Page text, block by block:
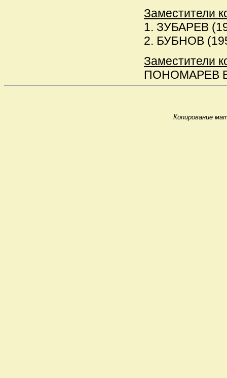
Заместители
1. ЗУБАРЕВ
2. БУБНОВ
Заместители
ПОНОМАРЕВ
Копирование